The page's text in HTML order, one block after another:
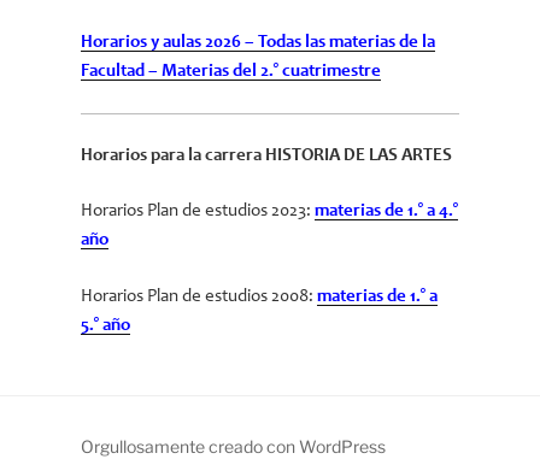
Horarios y aulas 2026 – Todas las materias de la
Facultad – Materias del 2.° cuatrimestre
Horarios para la carrera HISTORIA DE LAS ARTES
Horarios Plan de estudios 2023: materias de 1.° a 4.°
año
Horarios Plan de estudios 2008:materias de 1.° a
5.° año
Orgullosamente creado con WordPress